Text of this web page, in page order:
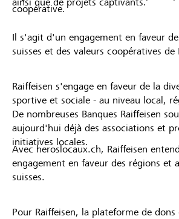
coopérative.
Il s'agit d'un engagement en faveur
suisses et des valeurs coopératives de
Raiffeisen s'engage en faveur de la
sportive et sociale - au niveau local,
De nombreuses Banques Raiffeisen
aujourd'hui déjà des associations et
initiatives locales.
Avec heroslocaux.ch, Raiffeisen
engagement en faveur des régions et
suisses.
Pour Raiffeisen, la plateforme de